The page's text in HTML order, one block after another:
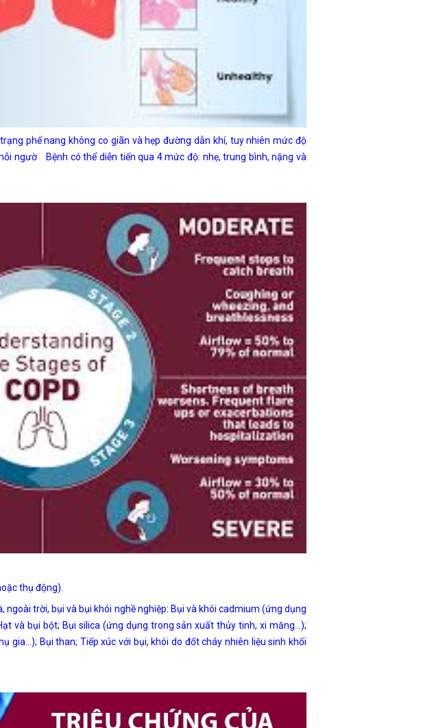
phế nang không co giãn và hẹp đường dẫn khí, tuy nhiên mức độ
ngườ
Bệnh có thể diễn tiến qua 4 mức độ: nhẹ, trung bình, nặng và
thụ động).
trời, bụi và bụi khói nghề nghiệp: Bụi và khói cadmium (ứng dụng
và bụi bột; Bụi silica (ứng dụng trong sản xuất thủy tinh, xi măng…);
gia…); Bụi than; Tiếp xúc với bụi, khói do đốt cháy nhiên liệu sinh khối